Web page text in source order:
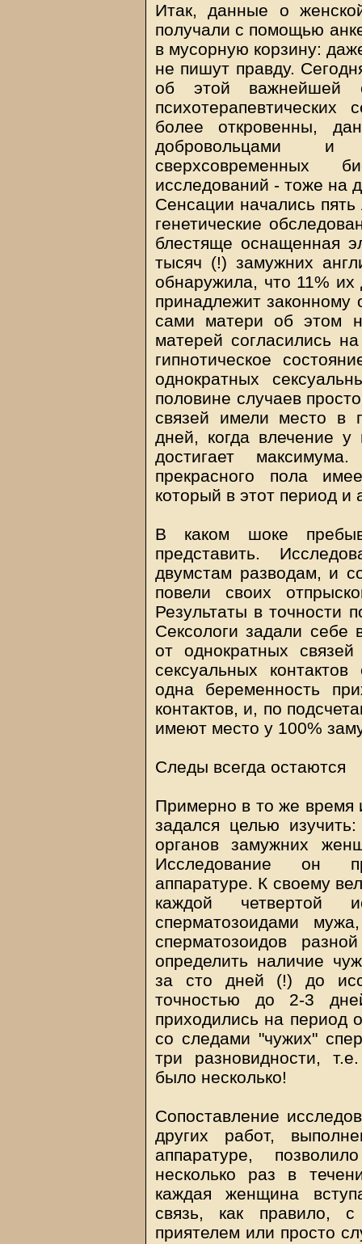
Итак, данные о
получали с помощью
в мусорную корзину:
не пишут правду.
об этой важнейшей
психотерапевтических
более откровенны,
добровольцами
сверхсовременных
исследований - тоже на
Сенсации начались
генетические
блестяще оснащенная
тысяч (!) замужних
обнаружила, что 11%
принадлежит законному
сами матери об этом
матерей согласились
гипнотическое
однократных
половине случаев
связей имели место в
дней, когда влечение у
достигает
прекрасного пола
который в этот период и
В каком шоке
представить.
двумстам разводам, и
повели своих
Результаты в точности
Сексологи задали
от однократных
сексуальных
одна беременность
контактов, и, по
имеют место у 100%
Следы всегда остаются
Примерно в то же время
задался целью
органов замужних
Исследование он
аппаратуре. К своему
каждой четвертой
сперматозоидами
сперматозоидов
определить наличие
за сто дней (!) до
точностью до 2-3
приходились на период
со следами "чужих"
три разновидности,
было несколько!
Сопоставление
других работ,
аппаратуре,
несколько раз в
каждая женщина
связь, как правило,
приятелем или просто